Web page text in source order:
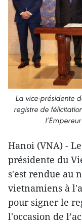
La vice-présidente
registre de
Hanoi (VNA) -
présidente du
s'est rendue au
vietnamiens à
pour signer le
l'occasion de